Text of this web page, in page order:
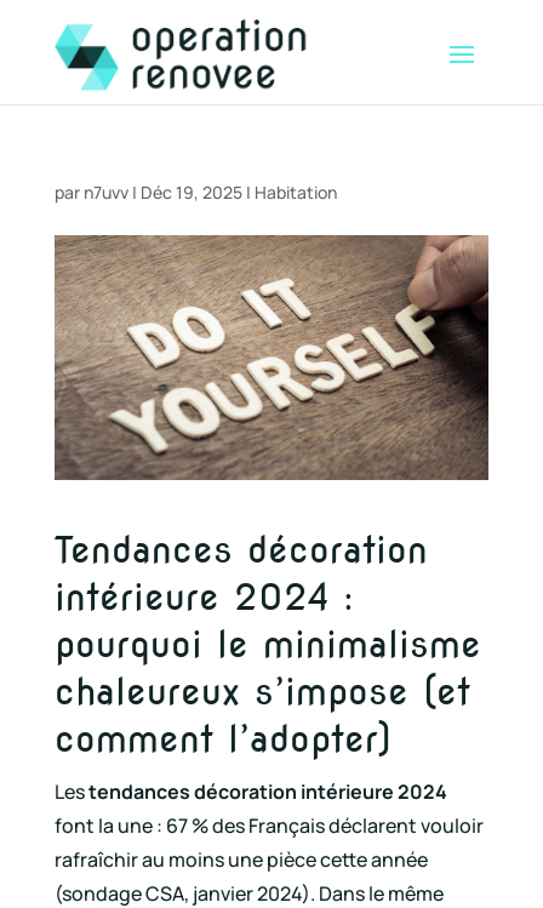
par n7uvv| Déc 19, 2025| Habitation
Tendances décoration
intérieure 2024 :
pourquoi le minimalisme
chaleureux s’impose (et
comment l’adopter)
Lestendances décoration intérieure 2024
font la une : 67 % des Français déclarent vouloir
rafraîchir au moins une pièce cette année
(sondage CSA, janvier 2024). Dans le même